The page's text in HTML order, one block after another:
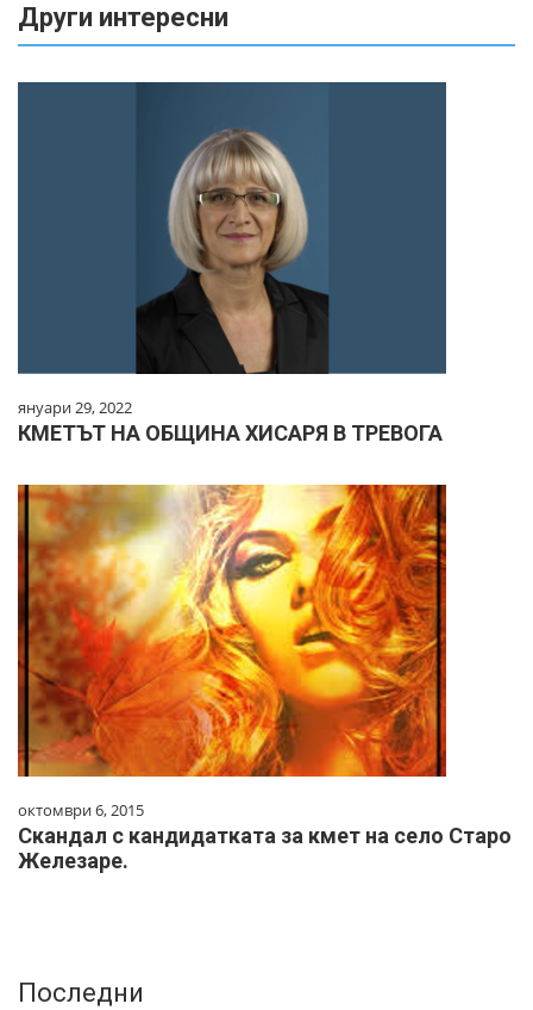
Други интересни
януари 29, 2022
КМЕТЪТ НА ОБЩИНА ХИСАРЯ В ТРЕВОГА
октомври 6, 2015
Скандал с кандидатката за кмет на село Старо
Железаре.
Последни